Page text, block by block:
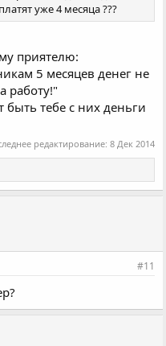
уже 4 месяца ???
приятелю:
5 месяцев денег не
работу!"
быть тебе с них деньги
редактирование: 8 Дек 2014
#11